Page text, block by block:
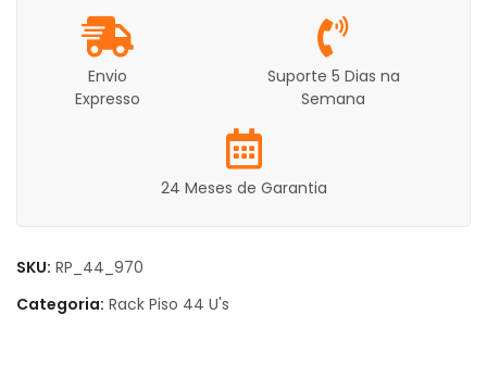
Envio
Expresso
Suporte 5 Dias na
Semana
24 Meses de Garantia
SKU: RP_44_970
Categoria: Rack Piso 44 U's